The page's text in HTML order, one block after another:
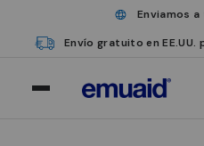
Enviamos
Envío gratuito en